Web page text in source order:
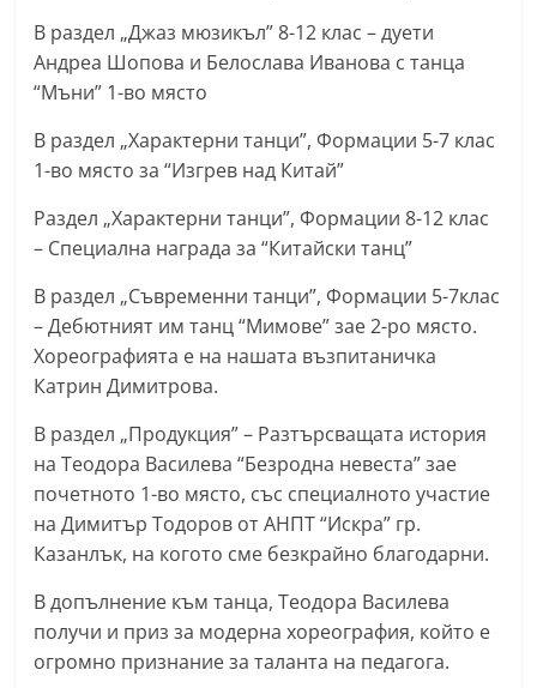
р
а
З
а
г
о
р
–
a
a
n
a
.
i
В раздел „Джаз мюзикъл” 8-12 клас – дуети
Андреа Шопова и Белослава Иванова с танца
“Мъни” 1-во място
В раздел „Характерни танци”, Формации 5-7 клас
1-во място за “Изгрев над Китай”
Раздел „Характерни танци”, Формации 8-12 клас
– Специална награда за “Китайски танц”
В раздел „Съвременни танци”, Формации 5-7клас
– Дебютният им танц “Мимове” зае 2-ро място.
Хореографията е на нашата възпитаничка
Катрин Димитрова.
В раздел „Продукция” – Разтърсващата история
на Теодора Василева “Безродна невеста” зае
почетното 1-во място, със специалното участие
на Димитър Тодоров от АНПТ “Искра” гр.
Казанлък, на когото сме безкрайно благодарни.
В допълнение към танца, Теодора Василева
получи и приз за модерна хореография, който е
огромно признание за таланта на педагога.